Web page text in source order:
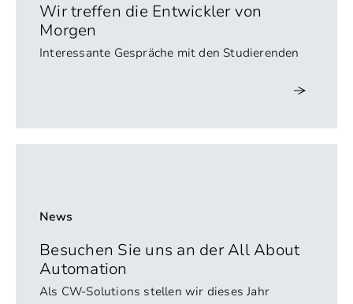
Wir treffen die Entwickler von
Morgen
Interessante Gespräche mit den Studierenden
News
Besuchen Sie uns an der All About
Automation
Als CW-Solutions stellen wir dieses Jahr